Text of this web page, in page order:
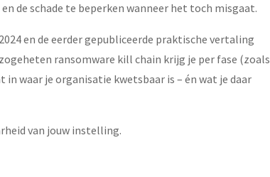
de schade te beperken wanneer het toch misgaat.
en de eerder gepubliceerde praktische vertaling
ransomware kill chain krijg je per fase (zoals
waar je organisatie kwetsbaar is – én wat je daar
van jouw instelling.